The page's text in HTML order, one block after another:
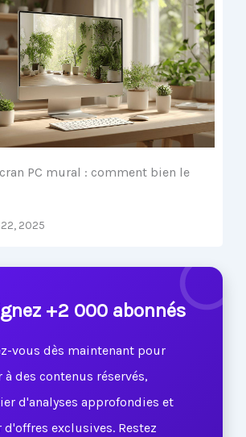
PC mural : comment bien le
2025
+2 000 abonnés
vous dès maintenant pour
à des contenus réservés,
d'analyses approfondies et
exclusives. Restez